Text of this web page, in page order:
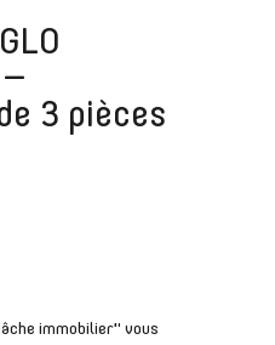
–
3 pièces
immobilier" vous